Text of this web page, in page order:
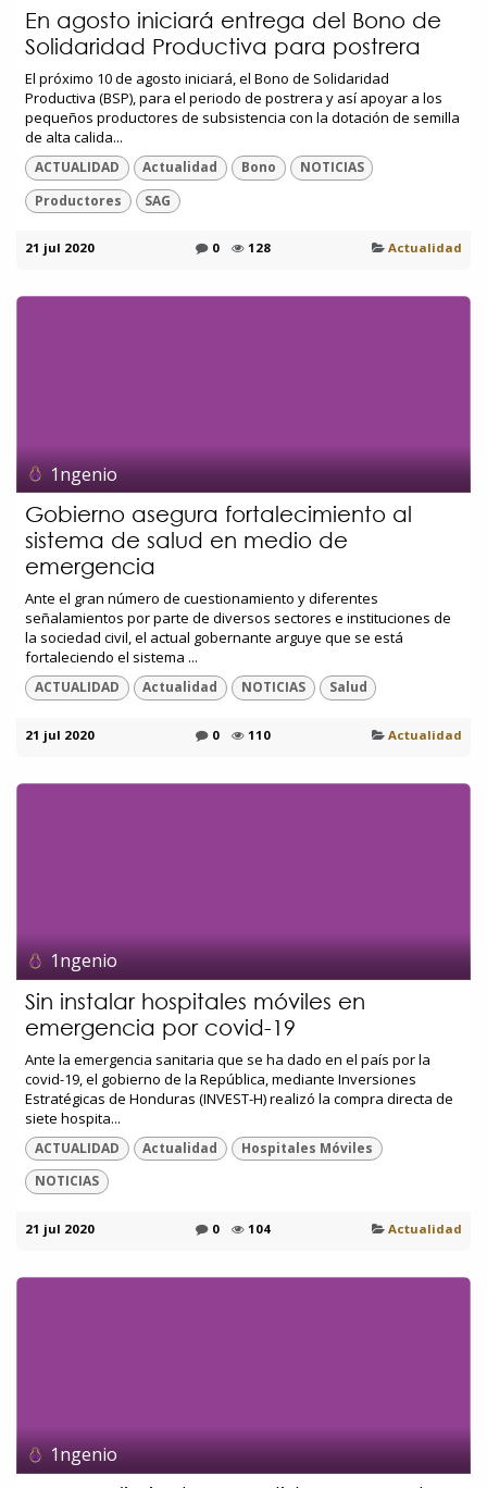
En agosto iniciará entrega del Bono de
Solidaridad Productiva para postrera
El próximo 10 de agosto iniciará, el Bono de Solidaridad
Productiva (BSP), para el periodo de postrera y así apoyar a los
pequeños productores de subsistencia con la dotación de semilla
de alta calida...
ACTUALIDAD Actualidad Bono
NOTICIAS
Productores
SAG
21 jul 2020 0 128 Actualidad
1ngenio
Gobierno asegura fortalecimiento al
sistema de salud en medio de
emergencia
Ante el gran número de cuestionamiento y diferentes
señalamientos por parte de diversos sectores e instituciones de
la sociedad civil, el actual gobernante arguye que se está
fortaleciendo el sistema ...
ACTUALIDAD Actualidad NOTICIAS Salud
21 jul 2020 0 110 Actualidad
1ngenio
Sin instalar hospitales móviles en
emergencia por covid-19
Ante la emergencia sanitaria que se ha dado en el país por la
covid-19, el gobierno de la República, mediante Inversiones
Estratégicas de Honduras (INVEST-H) realizó la compra directa de
siete hospita...
ACTUALIDAD Actualidad
Hospitales Móviles
NOTICIAS
21 jul 2020 0 104 Actualidad
1ngenio